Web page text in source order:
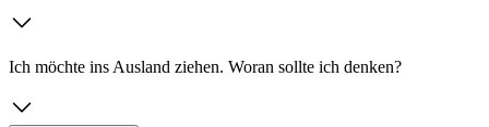
Ich möchte ins Ausland ziehen. Woran sollte ich denken?